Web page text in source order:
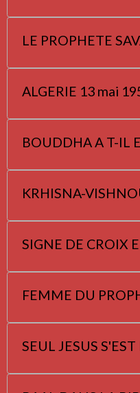
LE PROPHETE
ALGERIE 13 mai
BOUDDHA A T-IL
KRHISNA-
SIGNE DE CROIX
FEMME DU
SEUL JESUS